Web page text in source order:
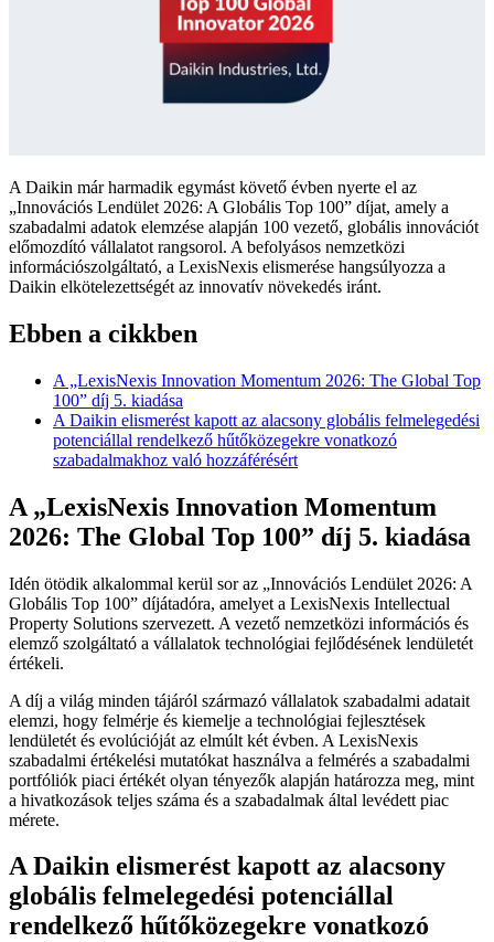
A Daikin már harmadik egymást követő évben nyerte el az
„Innovációs Lendület 2026: A Globális Top 100” díjat, amely a
szabadalmi adatok elemzése alapján 100 vezető, globális innovációt
előmozdító vállalatot rangsorol. A befolyásos nemzetközi
információszolgáltató, a LexisNexis elismerése hangsúlyozza a
Daikin elkötelezettségét az innovatív növekedés iránt.
Ebben a cikkben
A „LexisNexis Innovation Momentum 2026: The Global Top
100” díj 5. kiadása
A Daikin elismerést kapott az alacsony globális felmelegedési
potenciállal rendelkező hűtőközegekre vonatkozó
szabadalmakhoz való hozzáférésért
A „LexisNexis Innovation Momentum
2026: The Global Top 100” díj 5. kiadása
Idén ötödik alkalommal kerül sor az „Innovációs Lendület 2026: A
Globális Top 100” díjátadóra, amelyet a LexisNexis Intellectual
Property Solutions szervezett. A vezető nemzetközi információs és
elemző szolgáltató a vállalatok technológiai fejlődésének lendületét
értékeli.
A díj a világ minden tájáról származó vállalatok szabadalmi adatait
elemzi, hogy felmérje és kiemelje a technológiai fejlesztések
lendületét és evolúcióját az elmúlt két évben. A LexisNexis
szabadalmi értékelési mutatókat használva a felmérés a szabadalmi
portfóliók piaci értékét olyan tényezők alapján határozza meg, mint
a hivatkozások teljes száma és a szabadalmak által levédett piac
mérete.
A Daikin elismerést kapott az alacsony
globális felmelegedési potenciállal
rendelkező hűtőközegekre vonatkozó